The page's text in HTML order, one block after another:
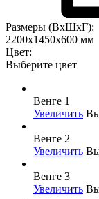
Размеры (ВхШхГ):
2200x1450x600 мм
Цвет:
Выберите цвет
Венге 1
Увеличить
Венге 2
Увеличить
Венге 3
Увеличить